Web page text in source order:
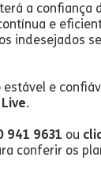
a confiança
e
indesejados
estável e
.
941 9631 ou
conferir os